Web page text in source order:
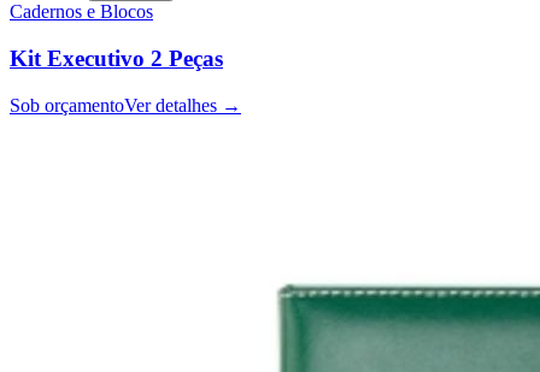
Cadernos e Blocos
Kit Executivo 2 Peças
Sob orçamentoVer detalhes →